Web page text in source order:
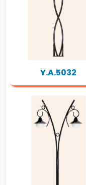
Y.A.5032